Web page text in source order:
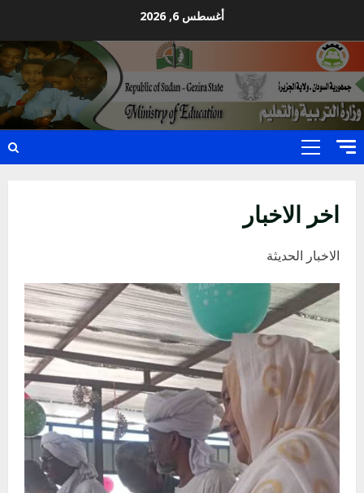
content
أغسطس 6, 2026
Primary
اخر الاخبار
الاخبار الحديثة